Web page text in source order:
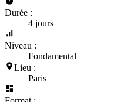
Durée :
4 jours
Niveau :
Fondamental
Lieu :
Paris